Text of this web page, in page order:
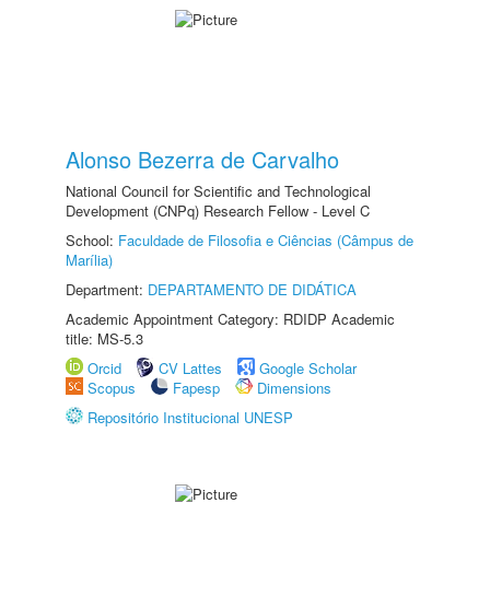
Alonso Bezerra de Carvalho
National Council for Scientific and Technological
Development (CNPq) Research Fellow - Level C
School: Faculdade de Filosofia e Ciências (Câmpus de
Marília)
Department: DEPARTAMENTO DE DIDÁTICA
Academic Appointment Category: RDIDP Academic
title: MS-5.3
Orcid
CV Lattes
Google Scholar
Scopus
Fapesp
Dimensions
Repositório Institucional UNESP